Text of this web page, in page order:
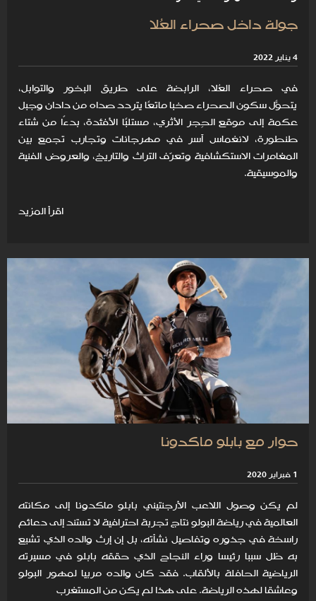
جولة داخل صحراء العُلا
4 يناير 2022
في صحراء العُلا، الرابضة على طريق البخور والتوابل،
يتحوّل سكون الصحراء صخبًا ماتعًا يتردد صداه من دادان وجبل
عكمة إلى موقع الحِجر الأثري، مستلبًا الأفئدة، بدءًا من شتاء
طنطورة، لانغماس آسر في مهرجانات وتجارب تجمع بين
المغامرات الاستكشافية وتعرّف التراث والتاريخ، والعروض الفنية
والموسيقية.
اقرأ المزيد
حوار مع بابلو ماكدونا
1 فبراير 2020
لم يكن وصول اللاعب الأرجنتيني بابلو ماكدونا إلى مكانته
العالمية في رياضة البولو نتاج تجربة احترافية لا تستند إلى دعائم
راسخة في جذوره وتفاصيل نشأته، بل إن إرث والده الذي تشبع
به ظل سببا رئيسا وراء النجاح الذي حققه بابلو في مسيرته
الرياضية الحافلة بالألقاب. فقد كان والده مربيا لمهور البولو
وعاشقا لهذه الرياضة. على هذا لم يكن من المستغرب